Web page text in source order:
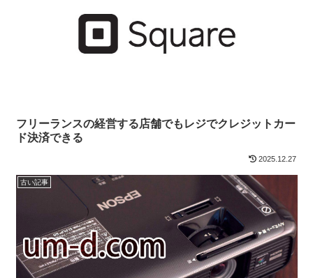
フリーランスの経営する店舗でもレジでクレジットカー
ド決済できる
2025.12.27
古い記事